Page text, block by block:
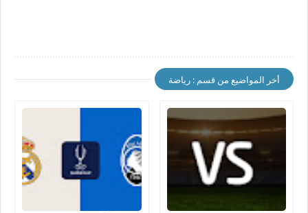
أخر المواضيع من قسم : رياضة